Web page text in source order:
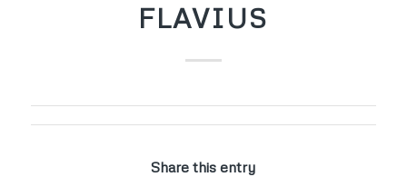
FLAVIUS
Share this entry